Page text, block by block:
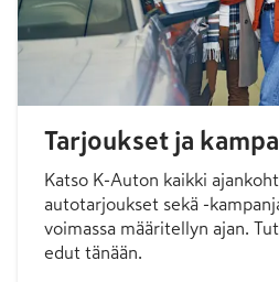
Tarjoukset ja
Katso K-Auton kaikki
autotarjoukset sekä -
voimassa määritellyn ajan.
edut tänään.